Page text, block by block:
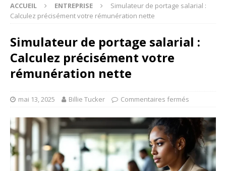
ACCUEIL ENTREPRISE
Simulateur de portage salarial :
Calculez précisément votre rémunération nette
Simulateur de portage salarial :
Calculez précisément votre
rémunération nette
mai 13, 2025 Billie Tucker Commentaires fermés